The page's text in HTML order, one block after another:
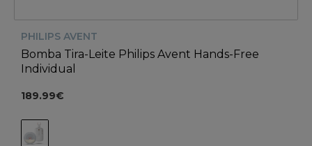
PHILIPS AVENT
Bomba Tira-Leite Philips Avent Hands-Free
Individual
189.99€